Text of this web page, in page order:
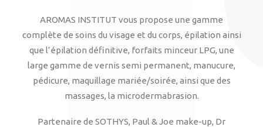
AROMAS INSTITUT vous propose une gamme
complète de soins du visage et du corps, épilation ainsi
que l’épilation définitive, forfaits minceur LPG, une
large gamme de vernis semi permanent, manucure,
pédicure, maquillage mariée/soirée, ainsi que des
massages, la microdermabrasion.
Partenaire de SOTHYS, Paul & Joe make-up, Dr